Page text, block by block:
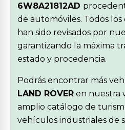
6W8A21812AD
de automóviles. Todos
han sido revisados por
garantizando la máxima
estado y procedencia.
Podrás encontrar más
LAND ROVER en nuestra
amplio catálogo de
vehículos industriales de